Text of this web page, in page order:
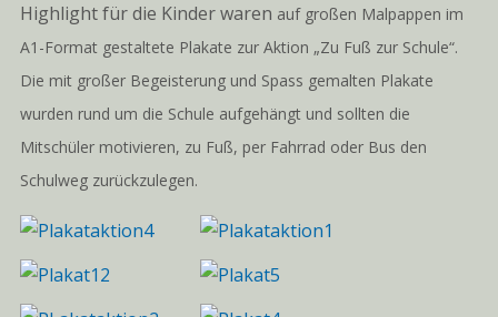
Highlight für die Kinder waren auf großen Malpappen im
A1-Format gestaltete Plakate zur Aktion „Zu Fuß zur Schule“.
Die mit großer Begeisterung und Spass gemalten Plakate
wurden rund um die Schule aufgehängt und sollten die
Mitschüler motivieren, zu Fuß, per Fahrrad oder Bus den
Schulweg zurückzulegen.